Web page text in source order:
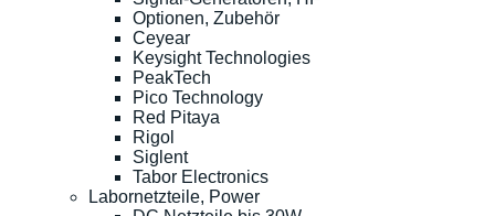
Optionen, Zubehör
Ceyear
Keysight Technologies
PeakTech
Pico Technology
Red Pitaya
Rigol
Siglent
Tabor Electronics
Labornetzteile, Power